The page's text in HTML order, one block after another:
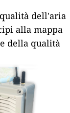
dell'aria
alla mappa
della qualità